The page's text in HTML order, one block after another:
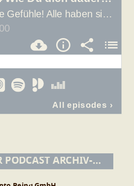
ZURÜCK ZUR PODCAST ARCHIV-ÜBERSICHT